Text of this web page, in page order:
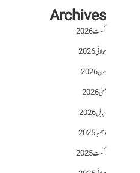
Archives
اگست 2026
جولائی 2026
جون 2026
مئی 2026
اپریل 2026
دسمبر 2025
اگست 2025